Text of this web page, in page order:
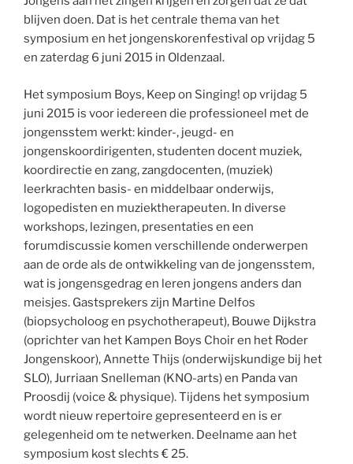
blijven doen. Dat is het centrale thema van het
symposium en het jongenskorenfestival op vrijdag 5
en zaterdag 6 juni 2015 in Oldenzaal.
Het symposium Boys, Keep on Singing! op vrijdag 5
juni 2015 is voor iedereen die professioneel met de
jongensstem werkt: kinder-, jeugd- en
jongenskoordirigenten, studenten docent muziek,
koordirectie en zang, zangdocenten, (muziek)
leerkrachten basis- en middelbaar onderwijs,
logopedisten en muziektherapeuten. In diverse
workshops, lezingen, presentaties en een
forumdiscussie komen verschillende onderwerpen
aan de orde als de ontwikkeling van de jongensstem,
wat is jongensgedrag en leren jongens anders dan
meisjes. Gastsprekers zijn Martine Delfos
(biopsycholoog en psychotherapeut), Bouwe Dijkstra
(oprichter van het Kampen Boys Choir en het Roder
Jongenskoor), Annette Thijs (onderwijskundige bij het
SLO), Jurriaan Snelleman (KNO-arts) en Panda van
Proosdij (voice & physique). Tijdens het symposium
wordt nieuw repertoire gepresenteerd en is er
gelegenheid om te netwerken. Deelname aan het
symposium kost slechts € 25.